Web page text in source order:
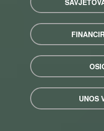
UNOS